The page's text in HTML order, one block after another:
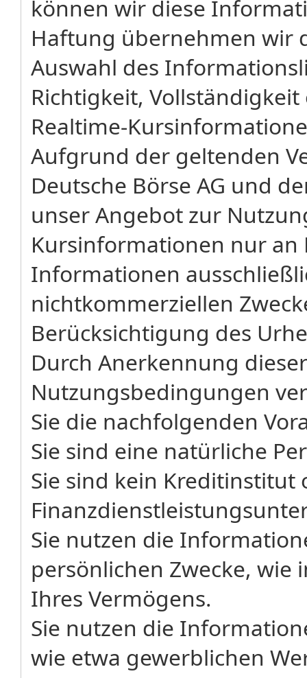
können wir diese
Haftung übernehmen wir
Auswahl des
Richtigkeit,
Realtime-
Aufgrund der geltenden
Deutsche Börse AG und
unser Angebot zur
Kursinformationen nur an
Informationen
nichtkommerziellen
Berücksichtigung des
Durch Anerkennung
Nutzungsbedingungen
Sie die nachfolgenden
Sie sind eine natürliche
Sie sind kein Kreditinstitut
Sie nutzen die
persönlichen Zwecke, wie
Ihres Vermögens.
Sie nutzen die
wie etwa gewerblichen